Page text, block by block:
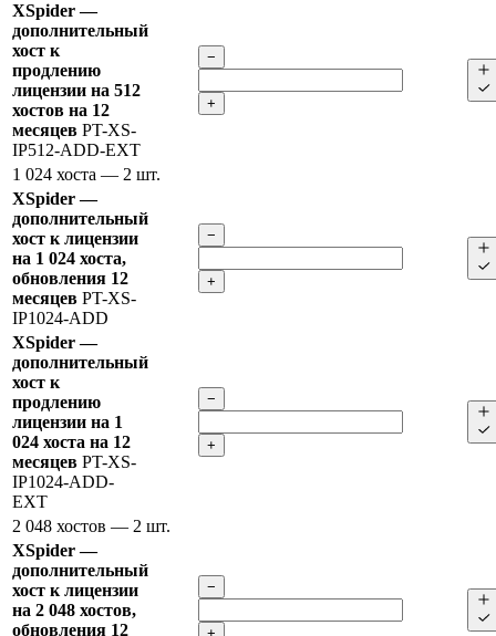
XSpider —
дополнительный
хост к
продлению
лицензии на 512
хостов на 12
месяцев PT-XS-
IP512-ADD-EXT
−
+
1 024 хоста — 2 шт.
XSpider —
дополнительный
хост к лицензии
на 1 024 хоста,
обновления 12
месяцев PT-XS-
IP1024-ADD
−
+
XSpider —
дополнительный
хост к
продлению
лицензии на 1
024 хоста на 12
месяцев PT-XS-
IP1024-ADD-
EXT
−
+
2 048 хостов — 2 шт.
XSpider —
дополнительный
хост к лицензии
на 2 048 хостов,
обновления 12
−